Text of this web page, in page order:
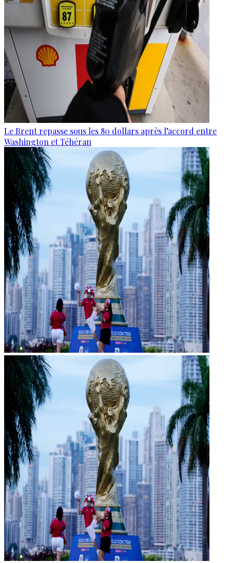
Le Brent repasse sous les 80 dollars après l’accord entre
Washington et Téhéran